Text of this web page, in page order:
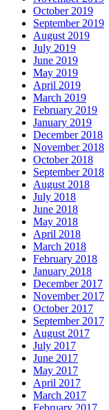
October 2019
September 2019
August 2019
July 2019
June 2019
May 2019
April 2019
March 2019
February 2019
January 2019
December 2018
November 2018
October 2018
September 2018
August 2018
July 2018
June 2018
May 2018
April 2018
March 2018
February 2018
January 2018
December 2017
November 2017
October 2017
September 2017
August 2017
July 2017
June 2017
May 2017
April 2017
March 2017
February 2017